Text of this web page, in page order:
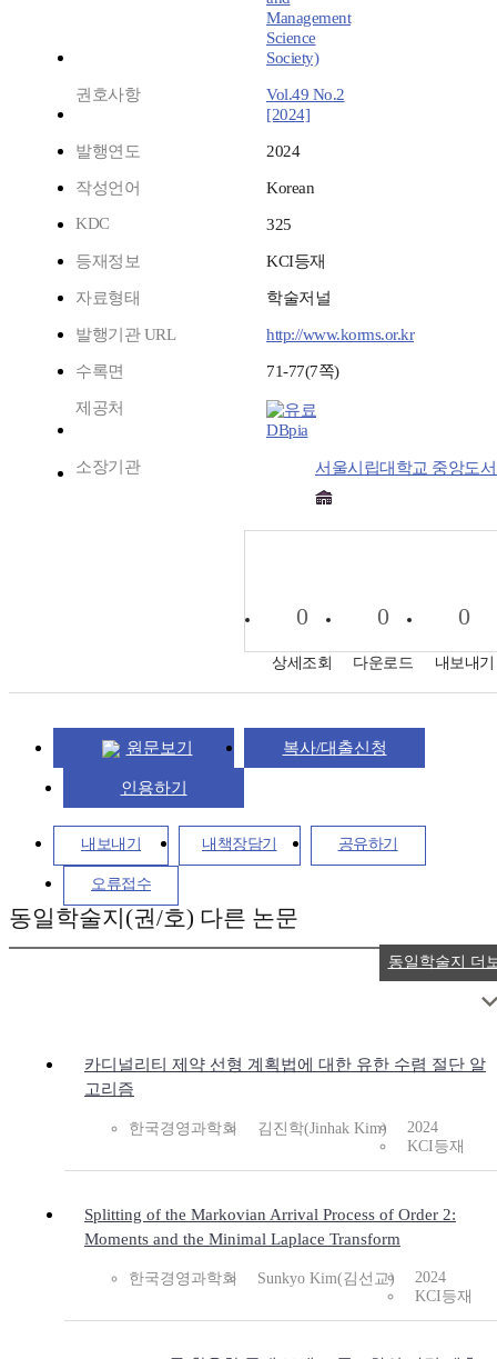
Management
Science
Society)
권호사항
Vol.49 No.2
[2024]
발행연도 2024
작성언어
Korean
KDC
325
등재정보 KCI등재
자료형태 학술저널
발행기관 URL http://www.korms.or.kr
수록면 71-77(7쪽)
제공처
DBpia
소장기관 서울시립대학교 중앙도
0
상세조회
0
다운로드
0
내보내기
원문보기 복사/대출신청
인용하기
내보내기 내책장담기 공유하기
오류접수
동일학술지(권/호) 다른 논문
카디널리티 제약 선형 계획법에 대한 유한 수렴 절단 알
고리즘
한국경영과학회 김진학(Jinhak Kim)
2024
KCI등재
Splitting of the Markovian Arrival Process of Order 2:
Moments and the Minimal Laplace Transform
한국경영과학회 Sunkyo Kim(김선교)
2024
KCI등재
동일학술지 더